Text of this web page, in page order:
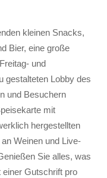
kleinen Snacks,
Bier, eine große
und
gestalteten Lobby des
und Besuchern
mit
hergestellten
Weinen und Live-
Sie alles, was
einer Gutschrift pro